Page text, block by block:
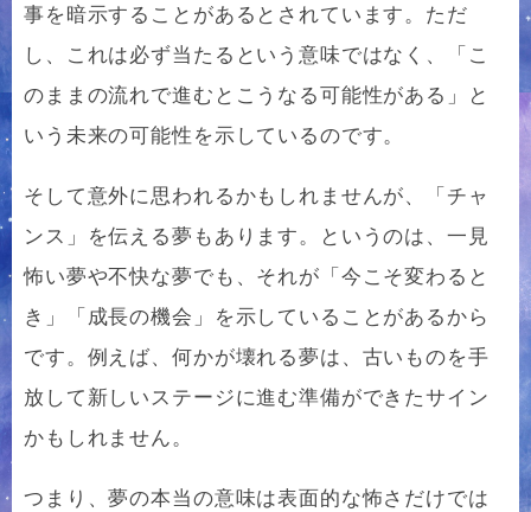
事を暗示することがあるとされています。ただ
し、これは必ず当たるという意味ではなく、「こ
のままの流れで進むとこうなる可能性がある」と
いう未来の可能性を示しているのです。
そして意外に思われるかもしれませんが、「チャ
ンス」を伝える夢もあります。というのは、一見
怖い夢や不快な夢でも、それが「今こそ変わると
き」「成長の機会」を示していることがあるから
です。例えば、何かが壊れる夢は、古いものを手
放して新しいステージに進む準備ができたサイン
かもしれません。
つまり、夢の本当の意味は表面的な怖さだけでは